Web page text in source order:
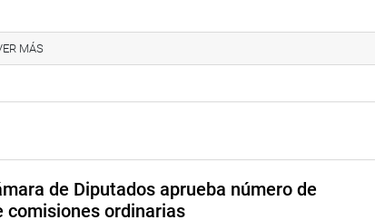
que les permite recibir una Compensación por
será un equivalente al 100 % de su remuneración
el que establece el Acceso de Deportistas de
(CETPRO) y su convocatoria a concurso público para
MÁS
de Diputados aprueba número de
comisiones ordinarias